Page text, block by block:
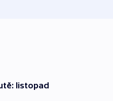
listopad